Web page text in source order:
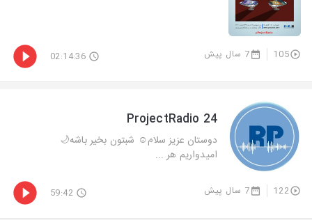
105 7 سال پیش 02:14:36
ProjectRadio 24
دوستان عزيز سلام☺️ شبتون بخير باشه🌙
اميدواريم هر ...
122 7 سال پیش 59:42